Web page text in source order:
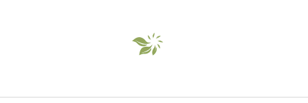
для сухой кожи от SHABBY PRO. Это не просто
маска — это бархатное откровение в баночке-